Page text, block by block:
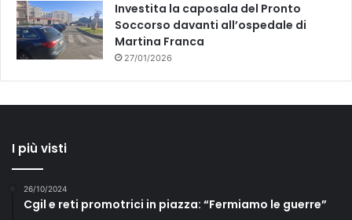
Investita la caposala del Pronto
Soccorso davanti all’ospedale di
Martina Franca
27/01/2026
I più visti
26/10/2024
Cgil e reti promotrici in piazza: “Fermiamo le guerre”